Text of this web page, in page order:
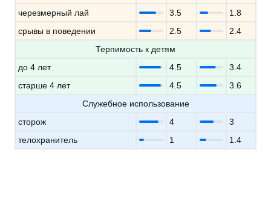
черезмерный лай
3.5
1.8
срывы в поведении
2.5
2.4
Терпимость к детям
до 4 лет
4.5
3.4
старше 4 лет
4.5
3.6
Служебное использование
сторож
4
3
телохранитель
1 1.4